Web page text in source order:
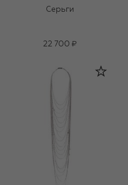
Серьги
22 700 ₽